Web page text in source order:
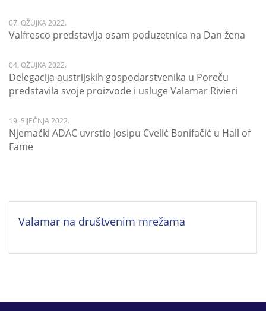
07. OŽUJKA 2022.
Valfresco predstavlja osam poduzetnica na Dan žena
04. OŽUJKA 2022.
Delegacija austrijskih gospodarstvenika u Poreču
predstavila svoje proizvode i usluge Valamar Rivieri
19. SIJEČNJA 2022.
Njemački ADAC uvrstio Josipu Cvelić Bonifačić u Hall of
Fame
Valamar na društvenim mrežama